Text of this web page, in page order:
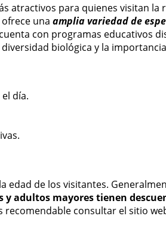
atractivos para quienes visitan la
una amplia variedad de
con programas educativos
biológica y la
día.
edad de los visitantes.
y adultos mayores tienen
recomendable consultar el sitio